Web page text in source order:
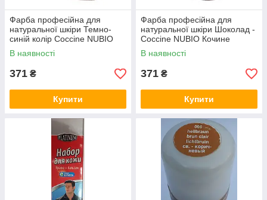
Фарба професійна для
натуральної шкіри Темно-
синій колір Coccine NUBIO
Кочине Польща, 200 мл
В наявності
371 ₴
Купити
Фарба професійна для
натуральної шкіри Шоколад -
Coccine NUBIO Кочине
Польща, 200 мл
В наявності
371 ₴
Купити